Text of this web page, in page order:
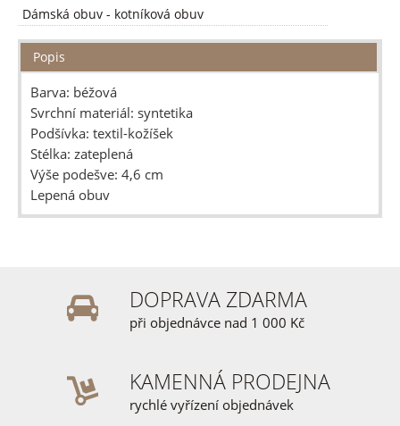
Dámská obuv - kotníková obuv
Popis
Barva: béžová
Svrchní materiál: syntetika
Podšívka: textil-kožíšek
Stélka: zateplená
Výše podešve: 4,6 cm
Lepená obuv
DOPRAVA ZDARMA
při objednávce nad 1 000 Kč
KAMENNÁ PRODEJNA
rychlé vyřízení objednávek